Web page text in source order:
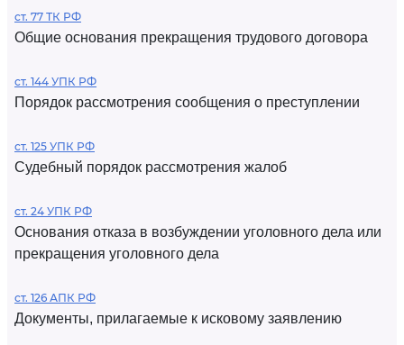
ст. 77 ТК РФ
Общие основания прекращения трудового договора
ст. 144 УПК РФ
Порядок рассмотрения сообщения о преступлении
ст. 125 УПК РФ
Судебный порядок рассмотрения жалоб
ст. 24 УПК РФ
Основания отказа в возбуждении уголовного дела или
прекращения уголовного дела
ст. 126 АПК РФ
Документы, прилагаемые к исковому заявлению